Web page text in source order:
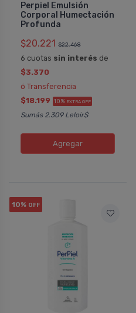
Fernando
Perpiel Intimy Espuma De
otras marcas, pero ninguna le
buenos resultados como este.
PERPIEL
Pedido #
Perpiel Emulsión
Corporal Humectación
Profunda
$20.221 $22.468
6 cuotas sin interés de
$3.370
ó Transferencia
$18.199 10% EXTRA OFF
Sumás 2.309 Leloir$
Agregar
10% OFF